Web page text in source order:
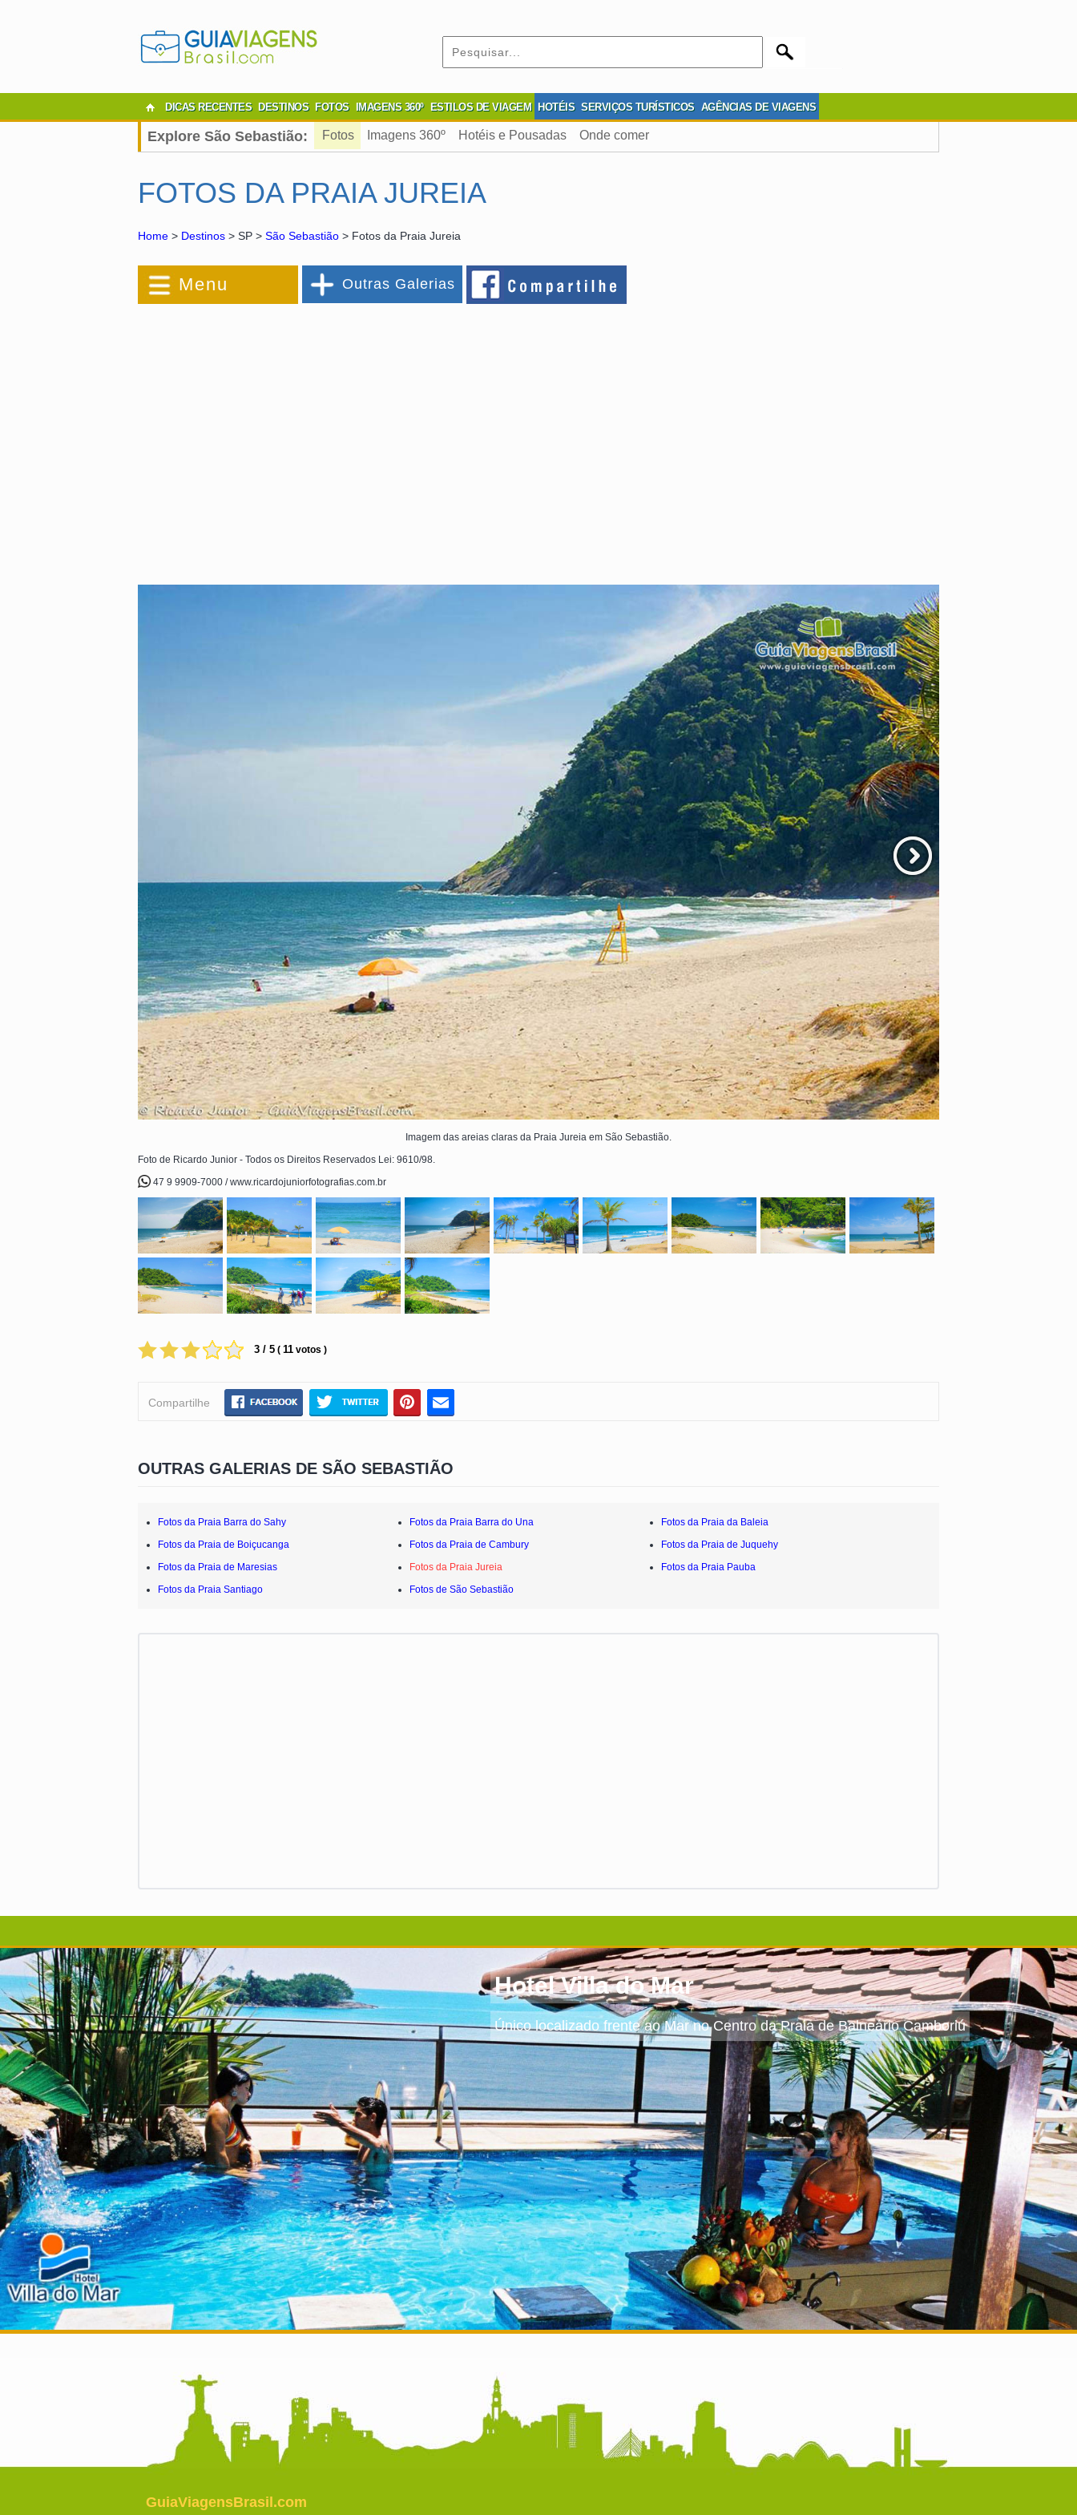
DICAS RECENTES DESTINOS FOTOS IMAGENS 360º ESTILOS DE VIAGEM HOTÉIS SERVIÇOS TURÍSTICOS AGÊNCIAS DE VIAGENS
Explore São Sebastião: Fotos Imagens 360º Hotéis e Pousadas Onde comer
FOTOS DA PRAIA JUREIA
Home > Destinos > SP > São Sebastião > Fotos da Praia Jureia
Menu Outras Galerias
Imagem das areias claras da Praia Jureia em São Sebastião.
Foto de Ricardo Junior - Todos os Direitos Reservados Lei: 9610/98.
47 9 9909-7000 / www.ricardojuniorfotografias.com.br
3 / 5 ( 11 votos )
Compartilhe
OUTRAS GALERIAS DE SÃO SEBASTIÃO
Fotos da Praia Barra do Sahy Fotos da Praia Barra do Una
Fotos da Praia da Baleia
Fotos da Praia de Boiçucanga
Fotos da Praia de Cambury
Fotos da Praia de Juquehy
Fotos da Praia de Maresias
Fotos da Praia Jureia
Fotos da Praia Pauba
Fotos da Praia Santiago
Fotos de São Sebastião
Hotel Villa do Mar
Único localizado frente ao Mar no Centro da Praia de Balneário Camboriú
GuiaViagensBrasil.com